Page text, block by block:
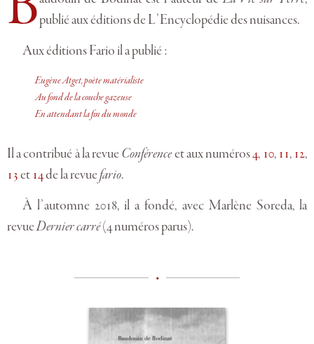
publié aux éditions de L’Encyclopédie des nuisances.
Aux éditions Fario il a publié :
Eugène Atget, poète matérialiste
Au fond de la couche gazeuse
En attendant la fin du monde
Il a contribué à la revueConférenceet aux numéros4, 10,11,12,
13et14de la revuefario.
À l’automne 2018, il a fondé, avec Marlène Soreda, la
revueDernier carré(4 numéros parus).
•